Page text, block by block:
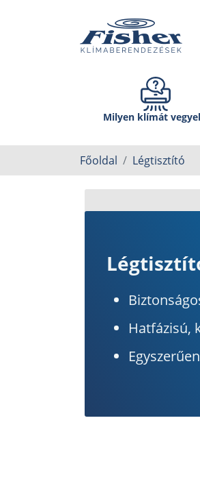
Milyen klímát
Főoldal Légtisztító
Hatfázisú,